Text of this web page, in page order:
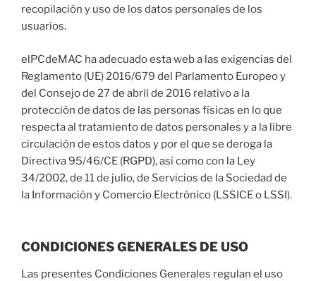
recopilación y uso de los datos personales de los
usuarios.
elPCdeMAC ha adecuado esta web a las exigencias del
Reglamento (UE) 2016/679 del Parlamento Europeo y
del Consejo de 27 de abril de 2016 relativo a la
protección de datos de las personas físicas en lo que
respecta al tratamiento de datos personales y a la libre
circulación de estos datos y por el que se deroga la
Directiva 95/46/CE (RGPD), así como con la Ley
34/2002, de 11 de julio, de Servicios de la Sociedad de
la Información y Comercio Electrónico (LSSICE o LSSI).
CONDICIONES GENERALES DE USO
Las presentes Condiciones Generales regulan el uso